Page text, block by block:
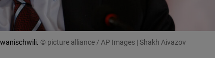
© picture alliance / AP Images | Shakh Aivazov